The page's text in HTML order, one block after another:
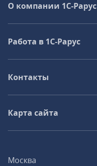
Москва
О компании 1C-Рарус
Работа в 1С‑Рарус
Контакты
Карта сайта